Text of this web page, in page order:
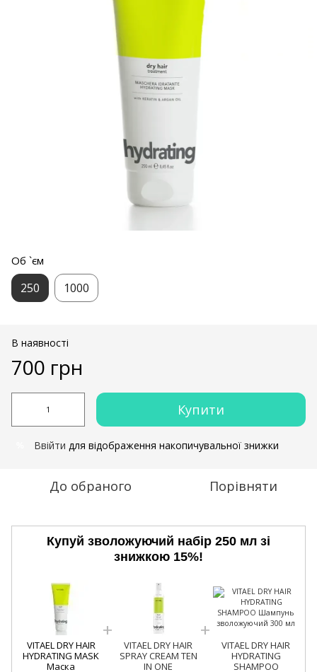
Об `єм
250 1000
В наявності
700 грн
Купити
Ввійти для відображення накопичувальної знижки
До обраного Порівняти
Купуй зволожуючий набір 250 мл зі
знижкою 15%!
VITAEL DRY HAIR
HYDRATING MASK
Маска
VITAEL DRY HAIR
SPRAY CREAM TEN
IN ONE
VITAEL DRY HAIR
HYDRATING
SHAMPOO